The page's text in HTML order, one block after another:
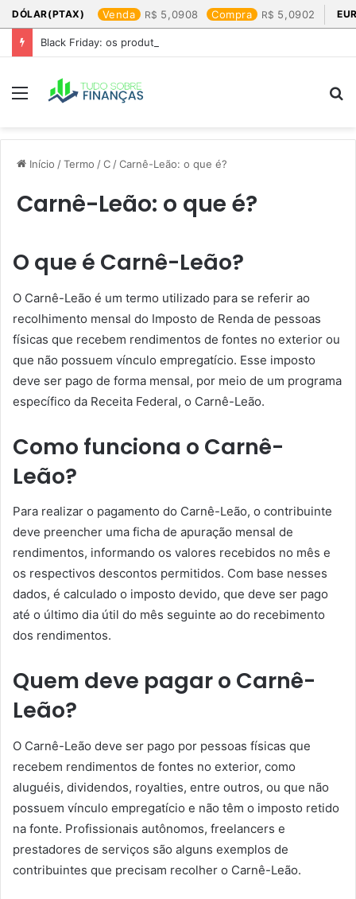
DÓLAR(PTAX) Venda 5,0908 Compra 5,0902
Black Friday: os produtos que mais valem a pena
Menu
Início /Termo /C /Carnê-Leão: o que é?
Carnê-Leão: o que é?
O que é Carnê-Leão?
O Carnê-Leão é um termo utilizado para se referir ao
recolhimento mensal do Imposto de Renda de pessoas
físicas que recebem rendimentos de fontes no exterior ou
que não possuem vínculo empregatício. Esse imposto
deve ser pago de forma mensal, por meio de um programa
específico da Receita Federal, o Carnê-Leão.
Como funciona o Carnê-
Leão?
Para realizar o pagamento do Carnê-Leão, o contribuinte
deve preencher uma ficha de apuração mensal de
rendimentos, informando os valores recebidos no mês e
os respectivos descontos permitidos. Com base nesses
dados, é calculado o imposto devido, que deve ser pago
até o último dia útil do mês seguinte ao do recebimento
dos rendimentos.
Quem deve pagar o Carnê-
Leão?
O Carnê-Leão deve ser pago por pessoas físicas que
recebem rendimentos de fontes no exterior, como
aluguéis, dividendos, royalties, entre outros, ou que não
possuem vínculo empregatício e não têm o imposto retido
na fonte. Profissionais autônomos, freelancers e
prestadores de serviços são alguns exemplos de
contribuintes que precisam recolher o Carnê-Leão.